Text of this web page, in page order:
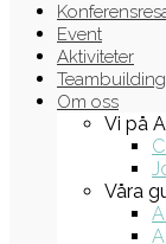
Event
Aktiviteter
Teambuilding
Om oss
Vi på
Våra